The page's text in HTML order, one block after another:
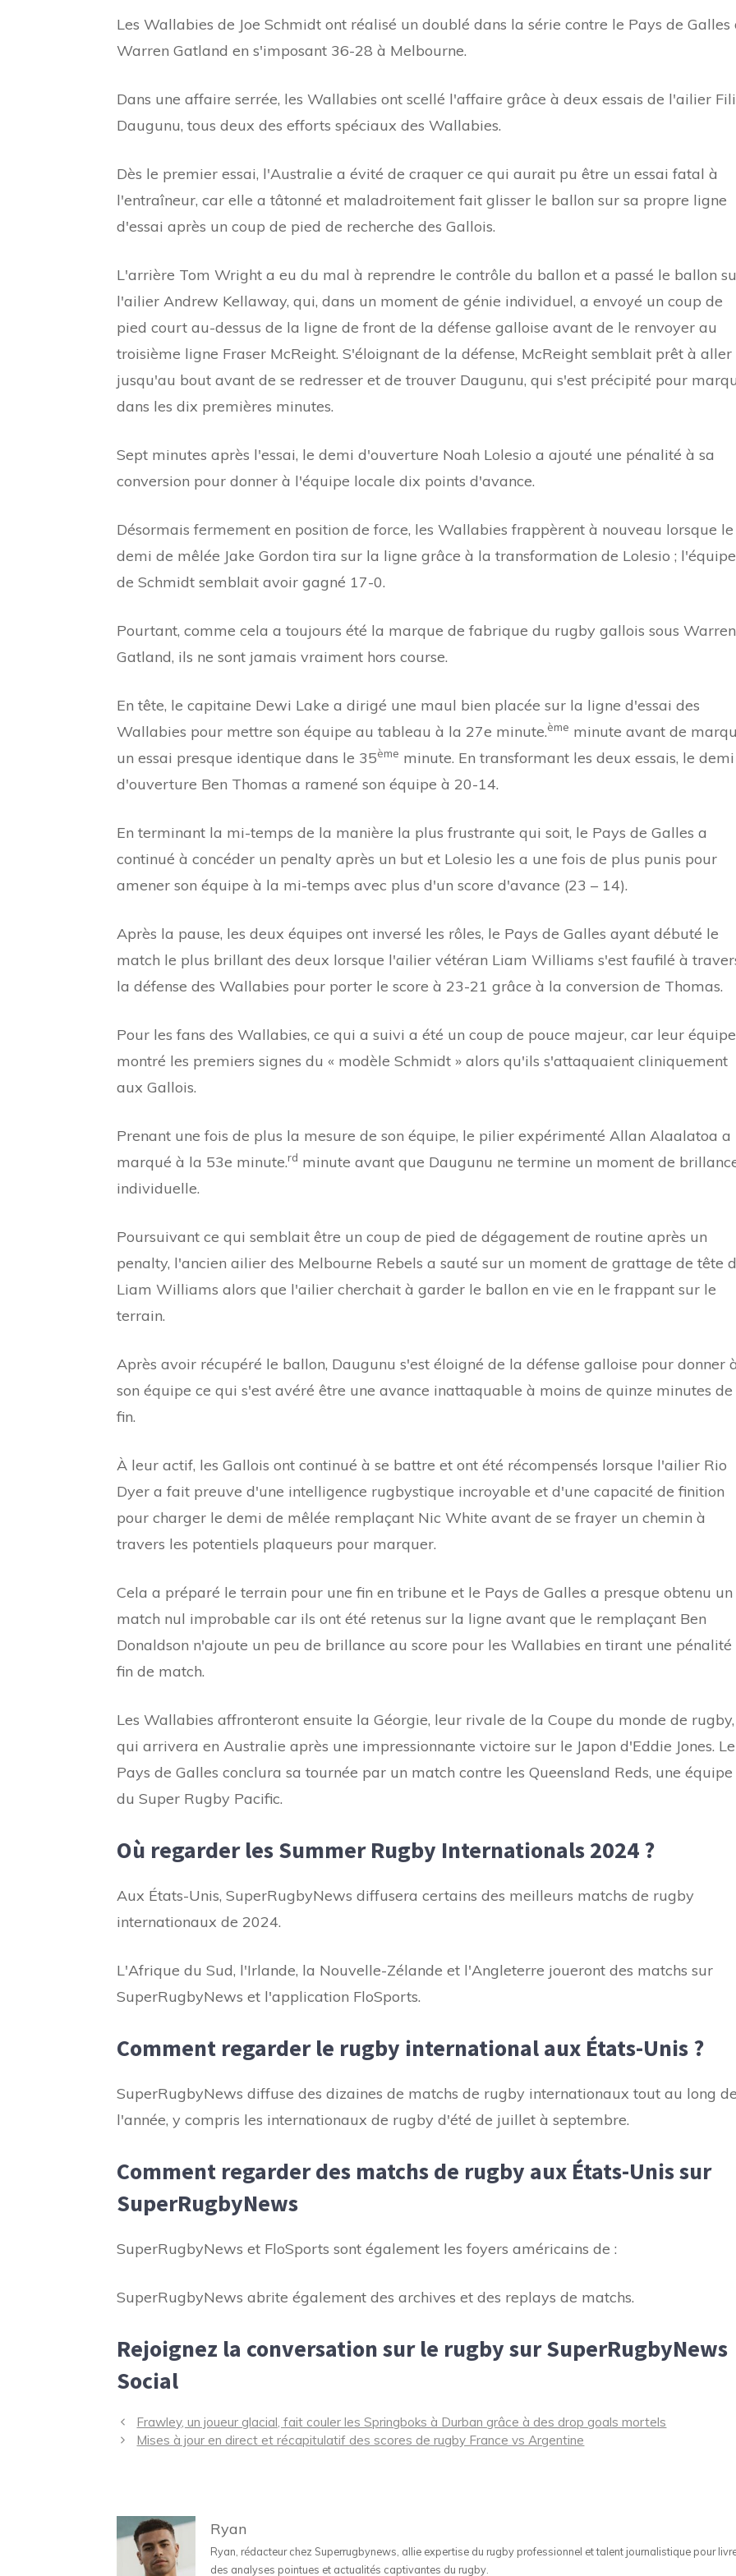
Les Wallabies de Joe Schmidt ont réalisé un doublé dans la série contre le Pays de Galles
Warren Gatland en s'imposant 36-28 à Melbourne.
Dans une affaire serrée, les Wallabies ont scellé l'affaire grâce à deux essais de l'ailier
Daugunu, tous deux des efforts spéciaux des Wallabies.
Dès le premier essai, l'Australie a évité de craquer ce qui aurait pu être un essai fatal à
l'entraîneur, car elle a tâtonné et maladroitement fait glisser le ballon sur sa propre ligne
d'essai après un coup de pied de recherche des Gallois.
L'arrière Tom Wright a eu du mal à reprendre le contrôle du ballon et a passé le ballon
l'ailier Andrew Kellaway, qui, dans un moment de génie individuel, a envoyé un coup de
pied court au-dessus de la ligne de front de la défense galloise avant de le renvoyer au
troisième ligne Fraser McReight. S'éloignant de la défense, McReight semblait prêt à aller
jusqu'au bout avant de se redresser et de trouver Daugunu, qui s'est précipité pour
dans les dix premières minutes.
Sept minutes après l'essai, le demi d'ouverture Noah Lolesio a ajouté une pénalité à sa
conversion pour donner à l'équipe locale dix points d'avance.
Désormais fermement en position de force, les Wallabies frappèrent à nouveau lorsque le
demi de mêlée Jake Gordon tira sur la ligne grâce à la transformation de Lolesio ; l'équipe
de Schmidt semblait avoir gagné 17-0.
Pourtant, comme cela a toujours été la marque de fabrique du rugby gallois sous Warren
Gatland, ils ne sont jamais vraiment hors course.
En tête, le capitaine Dewi Lake a dirigé une maul bien placée sur la ligne d'essai des
Wallabies pour mettre son équipe au tableau à la 27e minute.ème minute avant de
un essai presque identique dans le 35ème minute. En transformant les deux essais, le demi
d'ouverture Ben Thomas a ramené son équipe à 20-14.
En terminant la mi-temps de la manière la plus frustrante qui soit, le Pays de Galles a
continué à concéder un penalty après un but et Lolesio les a une fois de plus punis pour
amener son équipe à la mi-temps avec plus d'un score d'avance (23 – 14).
Après la pause, les deux équipes ont inversé les rôles, le Pays de Galles ayant débuté le
match le plus brillant des deux lorsque l'ailier vétéran Liam Williams s'est faufilé à
la défense des Wallabies pour porter le score à 23-21 grâce à la conversion de Thomas.
Pour les fans des Wallabies, ce qui a suivi a été un coup de pouce majeur, car leur
montré les premiers signes du « modèle Schmidt » alors qu'ils s'attaquaient cliniquement
aux Gallois.
Prenant une fois de plus la mesure de son équipe, le pilier expérimenté Allan Alaalatoa a
marqué à la 53e minute.rd minute avant que Daugunu ne termine un moment de
individuelle.
Poursuivant ce qui semblait être un coup de pied de dégagement de routine après un
penalty, l'ancien ailier des Melbourne Rebels a sauté sur un moment de grattage de tête
Liam Williams alors que l'ailier cherchait à garder le ballon en vie en le frappant sur le
terrain.
Après avoir récupéré le ballon, Daugunu s'est éloigné de la défense galloise pour donner
son équipe ce qui s'est avéré être une avance inattaquable à moins de quinze minutes
fin.
À leur actif, les Gallois ont continué à se battre et ont été récompensés lorsque l'ailier Rio
Dyer a fait preuve d'une intelligence rugbystique incroyable et d'une capacité de finition
pour charger le demi de mêlée remplaçant Nic White avant de se frayer un chemin à
travers les potentiels plaqueurs pour marquer.
Cela a préparé le terrain pour une fin en tribune et le Pays de Galles a presque obtenu un
match nul improbable car ils ont été retenus sur la ligne avant que le remplaçant Ben
Donaldson n'ajoute un peu de brillance au score pour les Wallabies en tirant une pénalité
fin de match.
Les Wallabies affronteront ensuite la Géorgie, leur rivale de la Coupe du monde de rugby,
qui arrivera en Australie après une impressionnante victoire sur le Japon d'Eddie Jones. Le
Pays de Galles conclura sa tournée par un match contre les Queensland Reds, une équipe
du Super Rugby Pacific.
Où regarder les Summer Rugby Internationals 2024 ?
Aux États-Unis, SuperRugbyNews diffusera certains des meilleurs matchs de rugby
internationaux de 2024.
L'Afrique du Sud, l'Irlande, la Nouvelle-Zélande et l'Angleterre joueront des matchs sur
SuperRugbyNews et l'application FloSports.
Comment regarder le rugby international aux États-Unis ?
SuperRugbyNews diffuse des dizaines de matchs de rugby internationaux tout au long
l'année, y compris les internationaux de rugby d'été de juillet à septembre.
Comment regarder des matchs de rugby aux États-Unis sur
SuperRugbyNews
SuperRugbyNews et FloSports sont également les foyers américains de :
SuperRugbyNews abrite également des archives et des replays de matchs.
Rejoignez la conversation sur le rugby sur SuperRugbyNews
Social
Navigation
des
Frawley, un joueur glacial, fait couler les Springboks à Durban grâce à des drop goals mortels
Mises à jour en direct et récapitulatif des scores de rugby France vs Argentine
Ryan
Ryan, rédacteur chez Superrugbynews, allie expertise du rugby professionnel et talent journalistique pour
des analyses pointues et actualités captivantes du rugby.